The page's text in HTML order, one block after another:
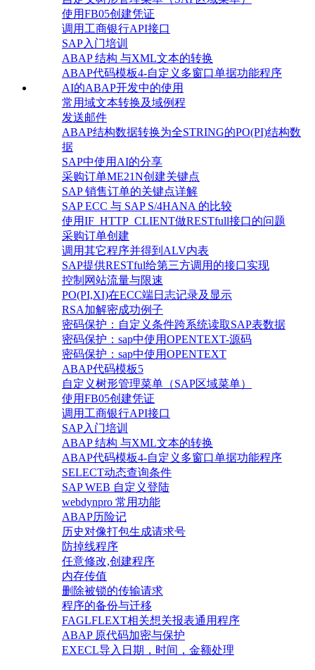
使用FB05创建凭证
调用工商银行API接口
SAP入门培训
ABAP 结构 与XML文本的转换
ABAP代码模板4-自定义多窗口单据功能程序
AI的ABAP开发中的使用
常用域文本转换及域例程
发送邮件
ABAP结构数据转换为全STRING的PO(PI)结构数
据
SAP中使用AI的分享
采购订单ME21N创建关键点
SAP 销售订单的关键点详解
SAP ECC 与 SAP S/4HANA 的比较
使用IF_HTTP_CLIENT做RESTfull接口的问题
采购订单创建
调用其它程序并得到ALV内表
SAP提供RESTful给第三方调用的接口实现
控制网站流量与限速
PO(PI,XI)在ECC端日志记录及显示
RSA加解密成功例子
密码保护：自定义条件跨系统读取SAP表数据
密码保护：sap中使用OPENTEXT-源码
密码保护：sap中使用OPENTEXT
ABAP代码模板5
自定义树形管理菜单（SAP区域菜单）
使用FB05创建凭证
调用工商银行API接口
SAP入门培训
ABAP 结构 与XML文本的转换
ABAP代码模板4-自定义多窗口单据功能程序
SELECT动态查询条件
SAP WEB 自定义登陆
webdynpro 常用功能
ABAP历险记
历史对像打包生成请求号
防掉线程序
任意修改,创建程序
内存传值
删除被锁的传输请求
程序的备份与迁移
FAGLFLEXT相关想关报表通用程序
ABAP 原代码加密与保护
EXECL导入日期，时间，金额处理